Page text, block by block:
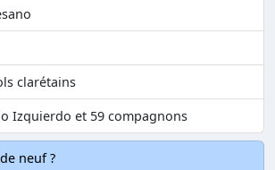
clarétains
Izquierdo et 59 compagnons
neuf ?